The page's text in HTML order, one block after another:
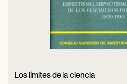
Los límites de la ciencia